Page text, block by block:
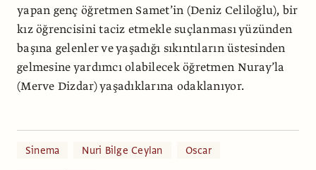
yapan genç öğretmen Samet’in (Deniz Celiloğlu), bir
kız öğrencisini taciz etmekle suçlanması yüzünden
başına gelenler ve yaşadığı sıkıntıların üstesinden
gelmesine yardımcı olabilecek öğretmen Nuray’la
(Merve Dizdar) yaşadıklarına odaklanıyor.
Sinema Nuri Bilge Ceylan
Oscar